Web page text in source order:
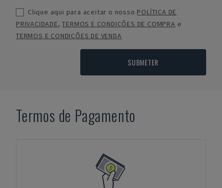
Clique aqui para aceitar o nosso POLÍTICA DE
PRIVACIDADE,TERMOS E CONDIÇÕES DE COMPRA e
TERMOS E CONDIÇÕES DE VENDA
SUBMETER
Termos de Pagamento